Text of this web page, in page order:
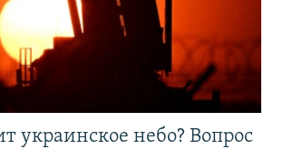
украинское небо? Вопрос